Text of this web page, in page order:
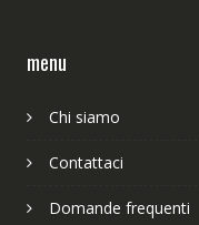
menu
Chi siamo
Contattaci
Domande frequenti